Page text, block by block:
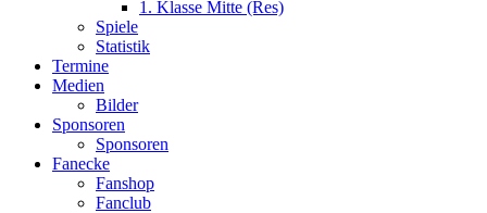
1. Klasse Mitte (Res)
Spiele
Statistik
Termine
Medien
Bilder
Sponsoren
Sponsoren
Fanecke
Fanshop
Fanclub